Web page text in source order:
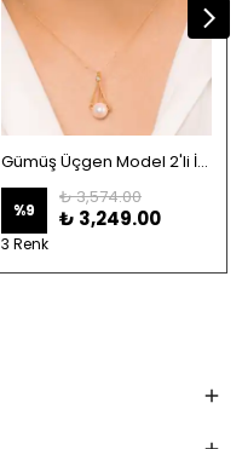
Gümüş Üçgen Model 2'li İnci Takı Seti
%9
₺ 3,574.00
₺ 3,249.00
3 Renk